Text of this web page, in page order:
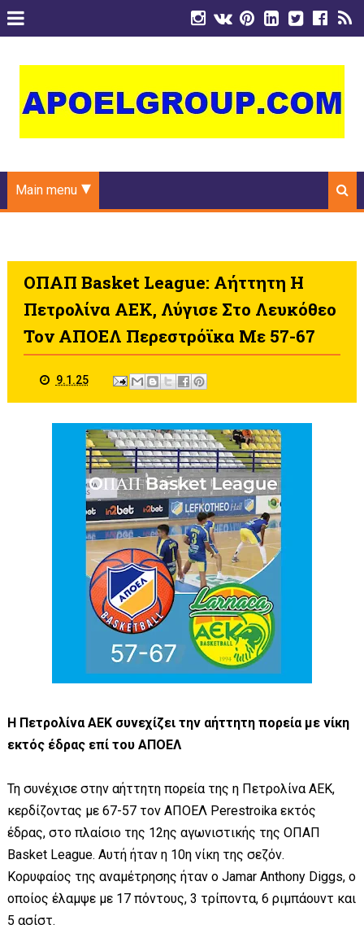
Main menu
OΠΑΠ Basket League: Αήττητη Η
Πετρολίνα ΑΕΚ, Λύγισε Στο Λευκόθεο
Τον ΑΠΟΕΛ Περεστρόϊκα Με 57-67
9.1.25
Η Πετρολίνα ΑΕΚ συνεχίζει την αήττητη πορεία με νίκη
εκτός έδρας επί του ΑΠΟΕΛ
Τη συνέχισε στην αήττητη πορεία της η Πετρολίνα ΑΕΚ,
κερδίζοντας με 67-57 τον ΑΠΟΕΛ Perestroika εκτός
έδρας, στο πλαίσιο της 12ης αγωνιστικής της OΠΑΠ
Basket League. Αυτή ήταν η 10η νίκη της σεζόν.
Κορυφαίος της αναμέτρησης ήταν ο Jamar Anthony Diggs, ο
οποίος έλαμψε με 17 πόντους, 3 τρίποντα, 6 ριμπάουντ και
5 ασίστ.